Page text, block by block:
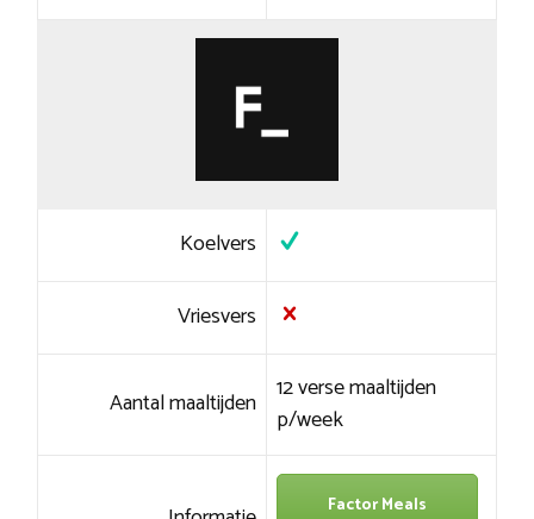
Koelvers
Vriesvers
Aantal maaltijden 12 verse maaltijden
p/week
Factor Meals